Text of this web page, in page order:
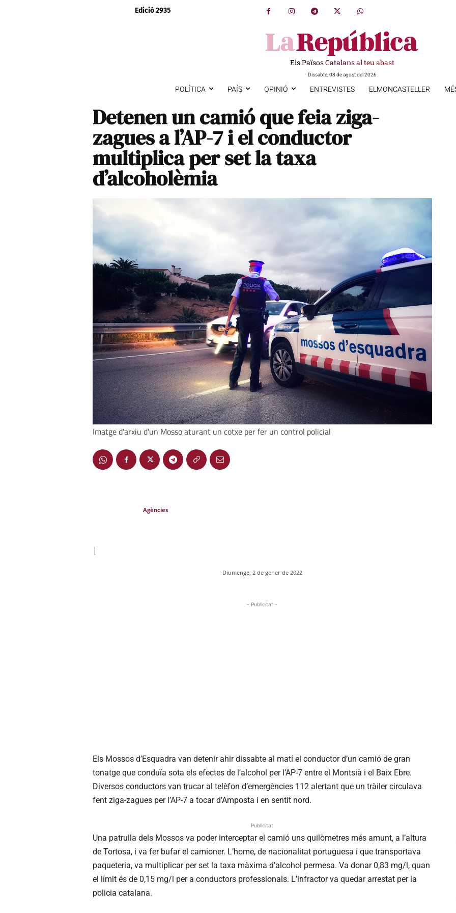
Edició 2935
Els Països Catalans al teu abast
Dissabte, 08 de agost del 2026
POLÍTICA PAÍS OPINIÓ ENTREVISTES ELMONCASTELLER
Detenen un camió que feia ziga-
zagues a l’AP-7 i el conductor
multiplica per set la taxa
d’alcoholèmia
Imatge d'arxiu d'un Mosso aturant un cotxe per fer un control policial
Agències
|
Diumenge, 2 de gener de 2022
- Publicitat -
Els Mossos d’Esquadra van detenir ahir dissabte al matí el conductor d’un camió de gran
tonatge que conduïa sota els efectes de l’alcohol per l’AP-7 entre el Montsià i el Baix Ebre.
Diversos conductors van trucar al telèfon d’emergències 112 alertant que un tràiler circulava
fent ziga-zagues per l’AP-7 a tocar d’Amposta i en sentit nord.
Publicitat
Una patrulla dels Mossos va poder interceptar el camió uns quilòmetres més amunt, a l’altura
de Tortosa, i va fer bufar el camioner. L’home, de nacionalitat portuguesa i que transportava
paqueteria, va multiplicar per set la taxa màxima d’alcohol permesa. Va donar 0,83 mg/l, quan
el límit és de 0,15 mg/l per a conductors professionals. L’infractor va quedar arrestat per la
policia catalana.